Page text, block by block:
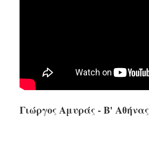
Γιώργος Αμυράς - Β' Αθήνας